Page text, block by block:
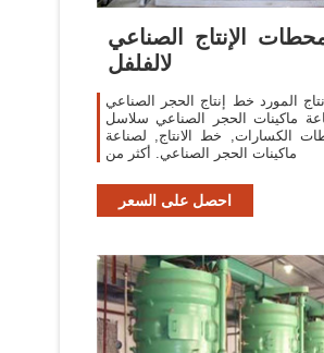
الإنتاج الصناعي
لالفلفل
المورد خط إنتاج الحجر الصناعي
ماكينات الحجر الصناعي سلاسل
الكسارات, خط الانتاج, لصناعة
ماكينات الحجر الصناعي. أكثر من
احصل على السعر